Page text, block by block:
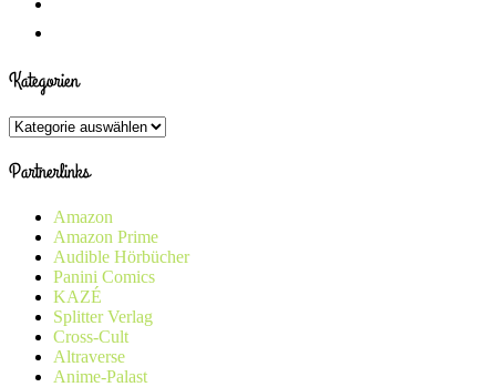
Kategorien
Kategorien
Partnerlinks
Amazon
Amazon Prime
Audible Hörbücher
Panini Comics
KAZÉ
Splitter Verlag
Cross-Cult
Altraverse
Anime-Palast